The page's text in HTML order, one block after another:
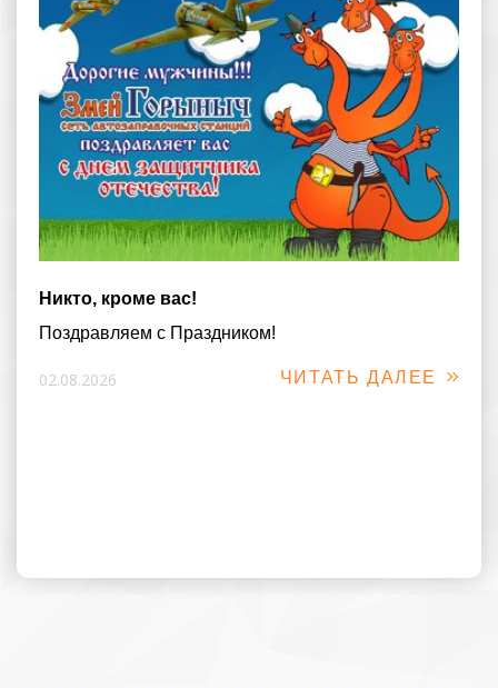
Никто, кроме вас!
Поздравляем с Праздником!
02.08.2026 ЧИТАТЬ ДАЛЕЕ